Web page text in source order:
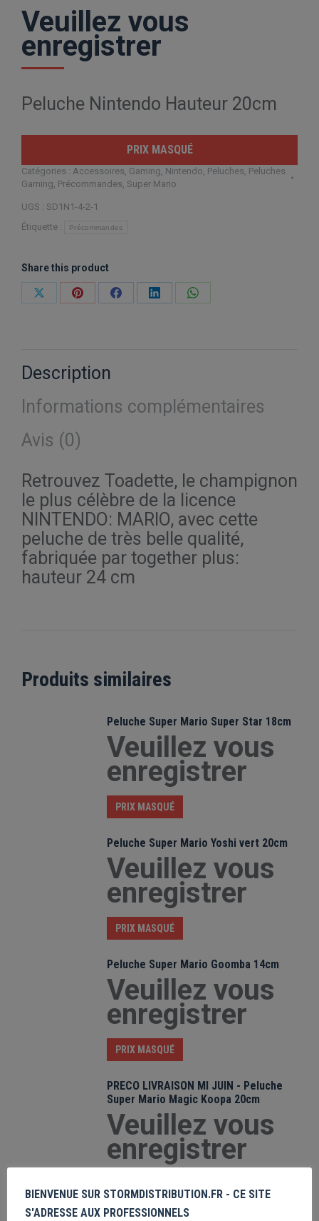
Veuillez vous
enregistrer
Peluche Nintendo Hauteur 20cm
PRIX MASQUÉ
Catégories : Accessoires Gaming Nintendo Peluches Peluches
Gaming Précommandes Super Mario
UGS : SD1N1-4-2-1
Étiquette :
Précommandes
Share this product
PartagerPartagerPartagerPartagerPartager
Description
Informations complémentaires
Avis (0)
Retrouvez Toadette, le champignon
le plus célèbre de la licence
NINTENDO: MARIO, avec cette
peluche de très belle qualité,
fabriquée par together plus:
hauteur 24 cm
Produits similaires
Peluche Super Mario Super Star 18cm
Veuillez vous
enregistrer
PRIX MASQUÉ
Peluche Super Mario Yoshi vert 20cm
Veuillez vous
enregistrer
PRIX MASQUÉ
Peluche Super Mario Goomba 14cm
Veuillez vous
enregistrer
PRIX MASQUÉ
PRECO LIVRAISON MI JUIN - Peluche
Super Mario Magic Koopa 20cm
Veuillez vous
enregistrer
BIENVENUE SUR STORMDISTRIBUTION.FR - CE SITE
S'ADRESSE AUX PROFESSIONNELS